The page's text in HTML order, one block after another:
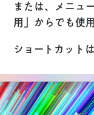
または、メニュ
用」からでも使
ショートカット